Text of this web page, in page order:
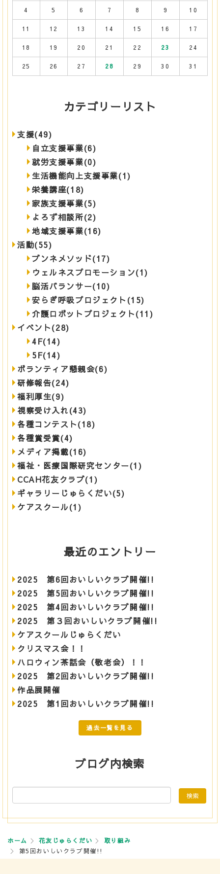
4 5 6 7 8 9 10
11 12 13 14 15 16 17
18 19 20 21 22 23 24
25 26 27 28 29 30 31
カテゴリーリスト
支援(49)
自立支援事業(6)
就労支援事業(0)
生活機能向上支援事業(1)
栄養講座(18)
家族支援事業(5)
よろず相談所(2)
地域支援事業(16)
活動(55)
ブンネメソッド(17)
ウェルネスプロモーション(1)
脳活バランサー(10)
安らぎ呼吸プロジェクト(15)
介護ロボットプロジェクト(11)
イベント(28)
4F(14)
5F(14)
ボランティア懇親会(6)
研修報告(24)
福利厚生(9)
視察受け入れ(43)
各種コンテスト(18)
各種賞受賞(4)
メディア掲載(16)
福祉・医療国際研究センター(1)
CCAH花友クラブ(1)
ギャラリーじゅらくだい(5)
ケアスクール(1)
最近のエントリー
2025 第6回おいしいクラブ開催!!
2025 第5回おいしいクラブ開催!!
2025 第4回おいしいクラブ開催!!
2025 第３回おいしいクラブ開催!!
ケアスクールじゅらくだい
クリスマス会！！
ハロウィン茶話会（敬老会）！！
2025 第2回おいしいクラブ開催!!
作品展開催
2025 第1回おいしいクラブ開催!!
過去一覧を見る
ブログ内検索
ホーム 花友じゅらくだい
取り組み
第5回おいしいクラブ開催!!